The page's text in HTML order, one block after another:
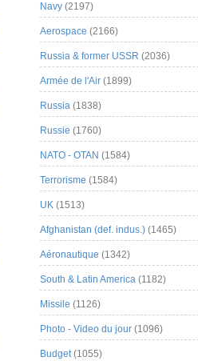
Navy (2197)
Aerospace (2166)
Russia & former USSR (2036)
Armée de l'Air (1899)
Russia (1838)
Russie (1760)
NATO - OTAN (1584)
Terrorisme (1584)
UK (1513)
Afghanistan (def. indus.) (1465)
Aéronautique (1342)
South & Latin America (1182)
Missile (1126)
Photo - Video du jour (1096)
Budget(1055)